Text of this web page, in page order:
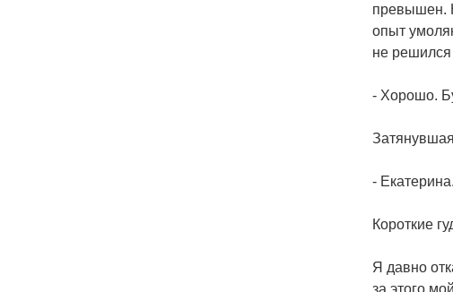
превышен.
опыт
не
- Хорошо.
- Екатерина.
Короткие
Я давно
за этого